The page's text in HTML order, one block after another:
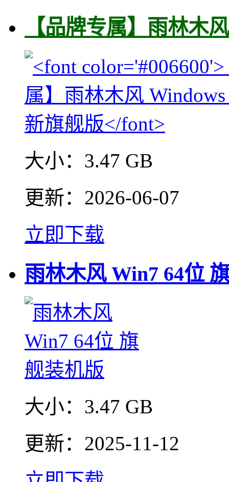
【品牌专属】雨林木
大小： 3.47 GB
更新： 2026-06-07
立即下载
雨林木风 Win7 64位
大小： 3.47 GB
更新： 2025-11-12